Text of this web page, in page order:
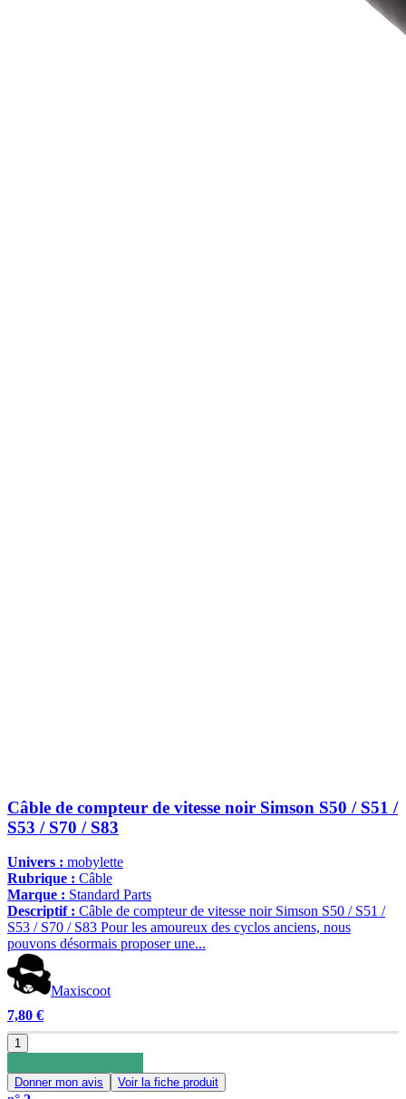
Câble de compteur de vitesse noir Simson S50 / S51 /
S53 / S70 / S83
Univers : mobylette
Rubrique : Câble
Marque : Standard Parts
Descriptif : Câble de compteur de vitesse noir Simson S50 / S51 /
S53 / S70 / S83 Pour les amoureux des cyclos anciens, nous
pouvons désormais proposer une...
Maxiscoot
7,80 €
1
Donner mon avis Voir la fiche produit